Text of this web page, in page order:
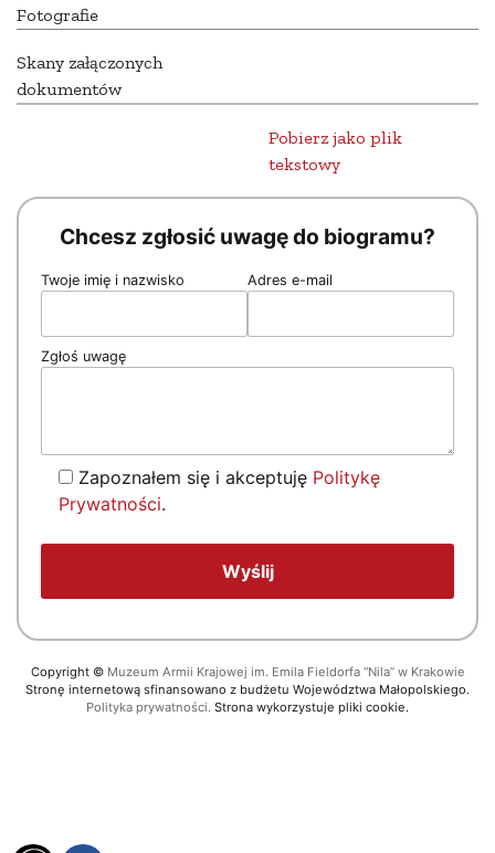
Fotografie
Skany załączonych
dokumentów
Pobierz jako plik
tekstowy
Chcesz zgłosić uwagę do biogramu?
Twoje imię i nazwisko Adres e-mail
Zgłoś uwagę
Zapoznałem się i akceptuję Politykę
Prywatności.
Copyright © Muzeum Armii Krajowej im. Emila Fieldorfa “Nila” w Krakowie
Stronę internetową sfinansowano z budżetu Województwa Małopolskiego.
Polityka prywatności. Strona wykorzystuje pliki cookie.